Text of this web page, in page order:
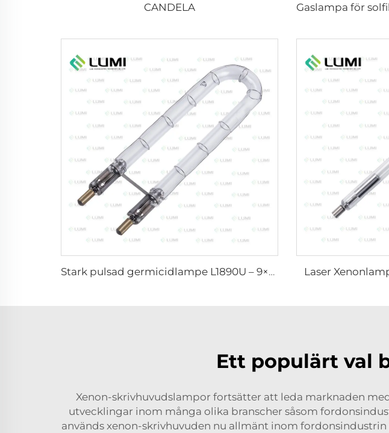
CANDELA
Stark pulsad germicidlampe L1890U – 9×40×140U mm Laser
Ett populärt val
Xenon-skrivhuvudslampor fortsätter att leda marknaden
utvecklingar inom många olika branscher såsom
används xenon-skrivhuvuden nu allmänt inom